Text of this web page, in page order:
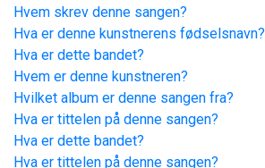
Hvem skrev denne sangen?
Hva er denne kunstnerens fødselsnavn?
Hva er dette bandet?
Hvem er denne kunstneren?
Hvilket album er denne sangen fra?
Hva er tittelen på denne sangen?
Hva er dette bandet?
Hva er tittelen på denne sangen?